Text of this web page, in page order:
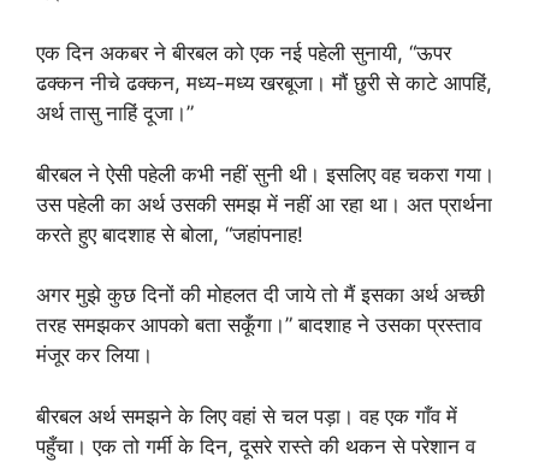
एक दिन अकबर ने बीरबल को एक नई पहेली सुनायी, “ऊपर
ढक्कन नीचे ढक्कन, मध्य-मध्य खरबूजा। मौं छुरी से काटे आपहिं,
अर्थ तासु नाहिं दूजा।”
बीरबल ने ऐसी पहेली कभी नहीं सुनी थी। इसलिए वह चकरा गया।
उस पहेली का अर्थ उसकी समझ में नहीं आ रहा था। अत प्रार्थना
करते हुए बादशाह से बोला, “जहांपनाह!
अगर मुझे कुछ दिनों की मोहलत दी जाये तो मैं इसका अर्थ अच्छी
तरह समझकर आपको बता सकूँगा।” बादशाह ने उसका प्रस्ताव
मंजूर कर लिया।
बीरबल अर्थ समझने के लिए वहां से चल पड़ा। वह एक गाँव में
पहुँचा। एक तो गर्मी के दिन, दूसरे रास्ते की थकन से परेशान व